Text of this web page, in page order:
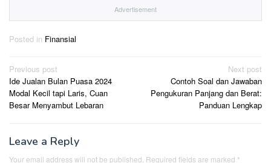
Advertisement
Posted in Finansial
Post
navigation
Previous post
Ide Jualan Bulan Puasa 2024
Modal Kecil tapi Laris, Cuan
Besar Menyambut Lebaran
Next post
Contoh Soal dan Jawaban
Pengukuran Panjang dan Berat:
Panduan Lengkap
Leave a Reply
Your email address will not be published. Required fields are marked *